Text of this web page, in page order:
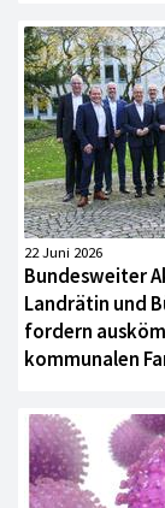
22 Juni 2026
Bundesweiter
Landrätin und
fordern
kommunalen